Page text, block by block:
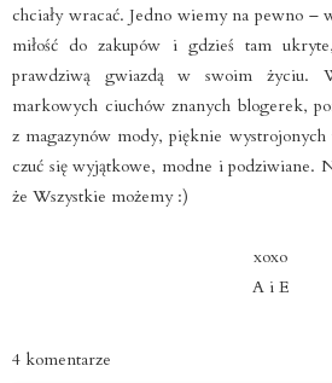
chciały wracać. Jedno wiemy na pewno –
miłość do zakupów i gdzieś tam
prawdziwą gwiazdą w swoim życiu.
markowych ciuchów znanych blogerek,
z magazynów mody, pięknie
czuć się wyjątkowe, modne i podziwiane.
że Wszystkie możemy :)
xoxo
A i E
4 komentarze